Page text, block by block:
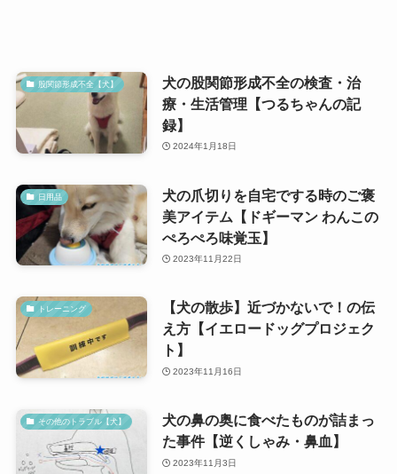
股関節形成不全【犬】
犬の股関節形成不全の検査・治
療・生活管理【つるちゃんの記
録】
2024年1月18日
日用品
犬の爪切りを自宅でする時のご褒
美アイテム【ドギーマン わんこの
ぺろぺろ味覚玉】
2023年11月22日
トレーニング
【犬の散歩】近づかないで！の伝
え方【イエロードッグプロジェク
ト】
2023年11月16日
その他のトラブル【犬】
犬の鼻の奥に食べたものが詰まっ
た事件【逆くしゃみ・鼻血】
2023年11月3日